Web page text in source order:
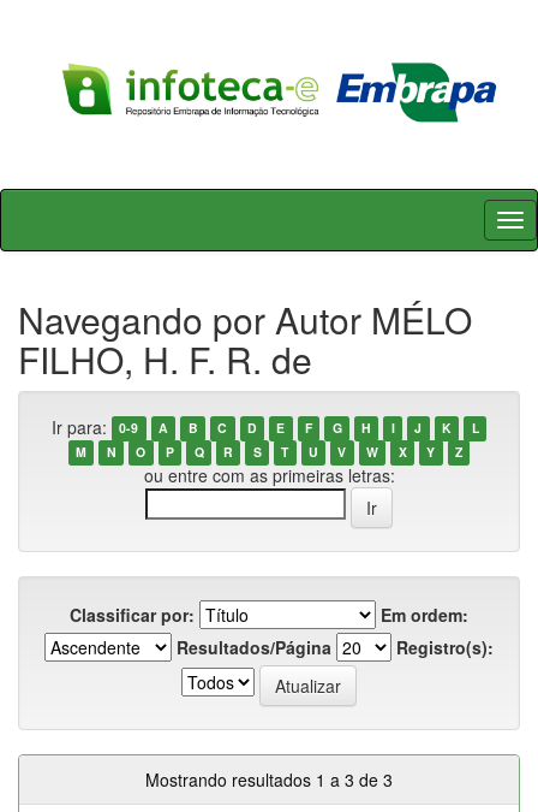
Skip
Navegando por Autor MÉLO
FILHO, H. F. R. de
Ir para: 0-9 A B C D E F G H I J K
L
M
N O P Q R S T U V W X Y Z
ou entre com as primeiras letras:
Classificar por:
Em ordem:
Resultados/Página
Registro(s):
Mostrando resultados 1 a 3 de 3